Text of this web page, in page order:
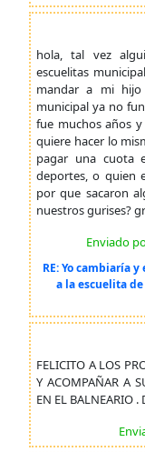
hola, tal vez
escuelitas
mandar a mi
municipal ya no
fue muchos años
quiere hacer lo
pagar una cuota
deportes, o quien
por que sacaron
nuestros gurises?
Enviado
RE: Yo cambiaría
a la escuelita
FELICITO A LOS
Y ACOMPAÑAR A
EN EL BALNEARIO .